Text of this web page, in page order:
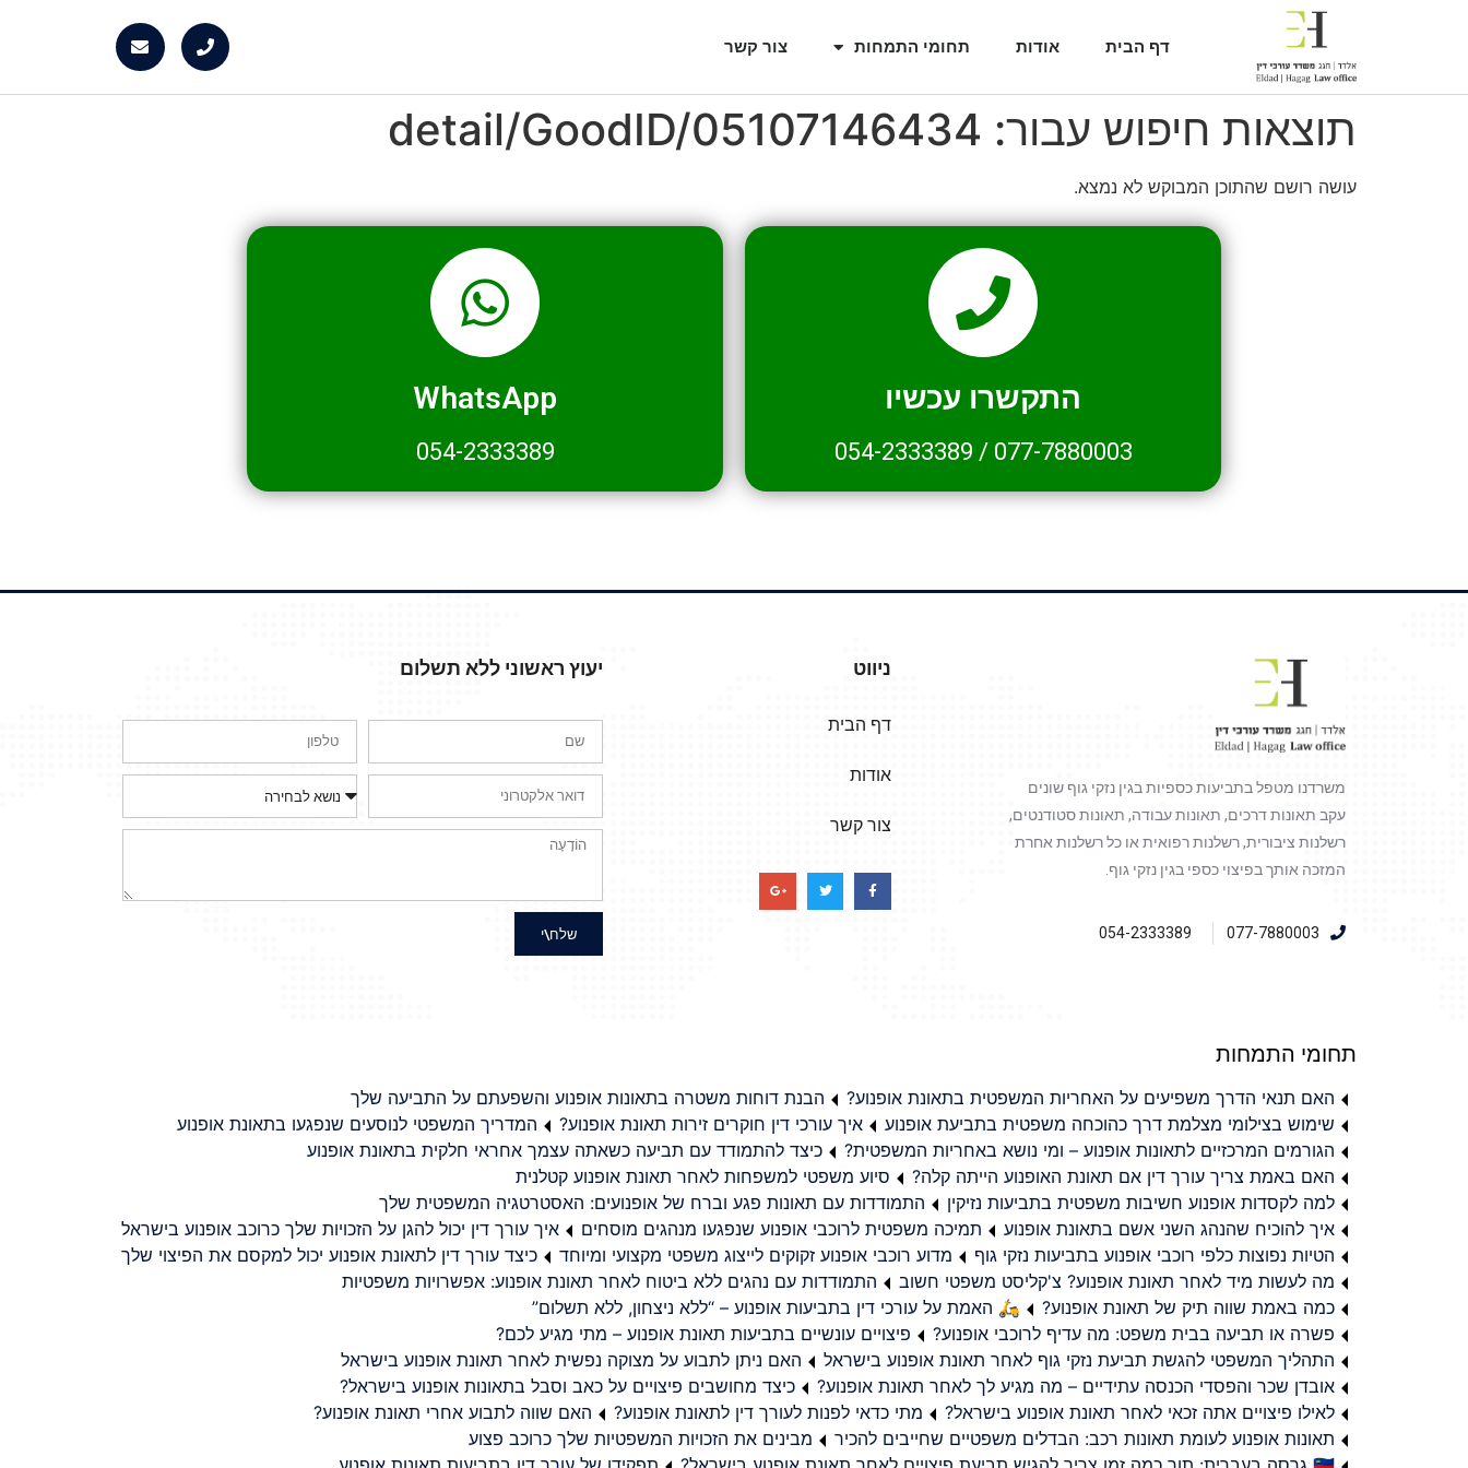
דף הבית אודות תחומי התמחות צור קשר
תוצאות חיפוש עבור: detail/GoodID/05107146434
עושה רושם שהתוכן המבוקש לא נמצא.
התקשרו עכשיו
077-7880003
/
054-2333389
WhatsApp
054-2333389
משרדנו מטפל בתביעות כספיות בגין נזקי גוף שונים
עקב תאונות דרכים, תאונות עבודה, תאונות סטודנטים,
רשלנות ציבורית, רשלנות רפואית או כל רשלנות אחרת
המזכה אותך בפיצוי כספי בגין נזקי גוף.
077-7880003
054-2333389
ניווט
דף הבית
אודות
צור קשר
יעוץ ראשוני ללא תשלום
שלח\י
תחומי התמחות
האם תנאי הדרך משפיעים על האחריות המשפטית בתאונת אופנוע?
הבנת דוחות משטרה בתאונות אופנוע והשפעתם על התביעה שלך
שימוש בצילומי מצלמת דרך כהוכחה משפטית בתביעת אופנוע
איך עורכי דין חוקרים זירות תאונת אופנוע?
המדריך המשפטי לנוסעים שנפגעו בתאונת אופנוע
הגורמים המרכזיים לתאונות אופנוע – ומי נושא באחריות המשפטית?
כיצד להתמודד עם תביעה כשאתה עצמך אחראי חלקית בתאונת אופנוע
האם באמת צריך עורך דין אם תאונת האופנוע הייתה קלה?
סיוע משפטי למשפחות לאחר תאונת אופנוע קטלנית
למה לקסדות אופנוע חשיבות משפטית בתביעות נזיקין
התמודדות עם תאונות פגע וברח של אופנועים: האסטרטגיה המשפטית שלך
איך להוכיח שהנהג השני אשם בתאונת אופנוע
תמיכה משפטית לרוכבי אופנוע שנפגעו מנהגים מוסחים
איך עורך דין יכול להגן על הזכויות שלך כרוכב אופנוע בישראל
הטיות נפוצות כלפי רוכבי אופנוע בתביעות נזקי גוף
מדוע רוכבי אופנוע זקוקים לייצוג משפטי מקצועי ומיוחד
כיצד עורך דין לתאונת אופנוע יכול למקסם את הפיצוי שלך
מה לעשות מיד לאחר תאונת אופנוע? צ'קליסט משפטי חשוב
התמודדות עם נהגים ללא ביטוח לאחר תאונת אופנוע: אפשרויות משפטיות
כמה באמת שווה תיק של תאונת אופנוע?
🛵 האמת על עורכי דין בתביעות אופנוע – “ללא ניצחון, ללא תשלום”
פשרה או תביעה בבית משפט: מה עדיף לרוכבי אופנוע?
פיצויים עונשיים בתביעות תאונת אופנוע – מתי מגיע לכם?
התהליך המשפטי להגשת תביעת נזקי גוף לאחר תאונת אופנוע בישראל
האם ניתן לתבוע על מצוקה נפשית לאחר תאונת אופנוע בישראל
אובדן שכר והפסדי הכנסה עתידיים – מה מגיע לך לאחר תאונת אופנוע?
כיצד מחושבים פיצויים על כאב וסבל בתאונות אופנוע בישראל?
לאילו פיצויים אתה זכאי לאחר תאונת אופנוע בישראל?
מתי כדאי לפנות לעורך דין לתאונת אופנוע?
האם שווה לתבוע אחרי תאונת אופנוע?
תאונות אופנוע לעומת תאונות רכב: הבדלים משפטיים שחייבים להכיר
מבינים את הזכויות המשפטיות שלך כרוכב פצוע